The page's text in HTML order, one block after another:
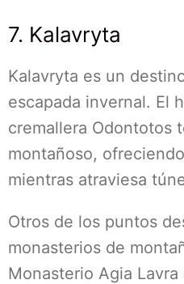
7. Kalavryta
Kalavryta es un
escapada invernal. El
cremallera Odontotos
montañoso,
mientras atraviesa
Otros de los puntos
monasterios de
Monasterio Agia